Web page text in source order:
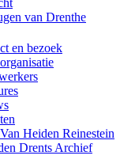
van Drenthe
en bezoek
Heiden Reinestein
Drents Archief